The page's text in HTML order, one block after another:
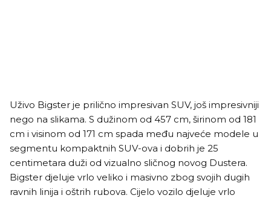
Uživo Bigster je prilično impresivan SUV, još impresivniji
nego na slikama. S dužinom od 457 cm, širinom od 181
cm i visinom od 171 cm spada među najveće modele u
segmentu kompaktnih SUV-ova i dobrih je 25
centimetara duži od vizualno sličnog novog Dustera.
Bigster djeluje vrlo veliko i masivno zbog svojih dugih
ravnih linija i oštrih rubova. Cijelo vozilo djeluje vrlo